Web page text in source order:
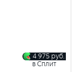
4 975 руб.
в Сплит